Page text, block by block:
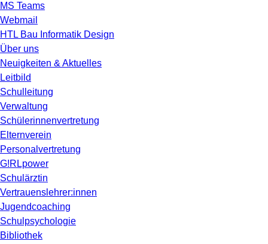
MS Teams
Webmail
HTL Bau Informatik Design
Über uns
Neuigkeiten & Aktuelles
Leitbild
Schulleitung
Verwaltung
Schülerinnenvertretung
Elternverein
Personalvertretung
G!RLpower
Schulärztin
Vertrauenslehrer:innen
Jugendcoaching
Schulpsychologie
Bibliothek